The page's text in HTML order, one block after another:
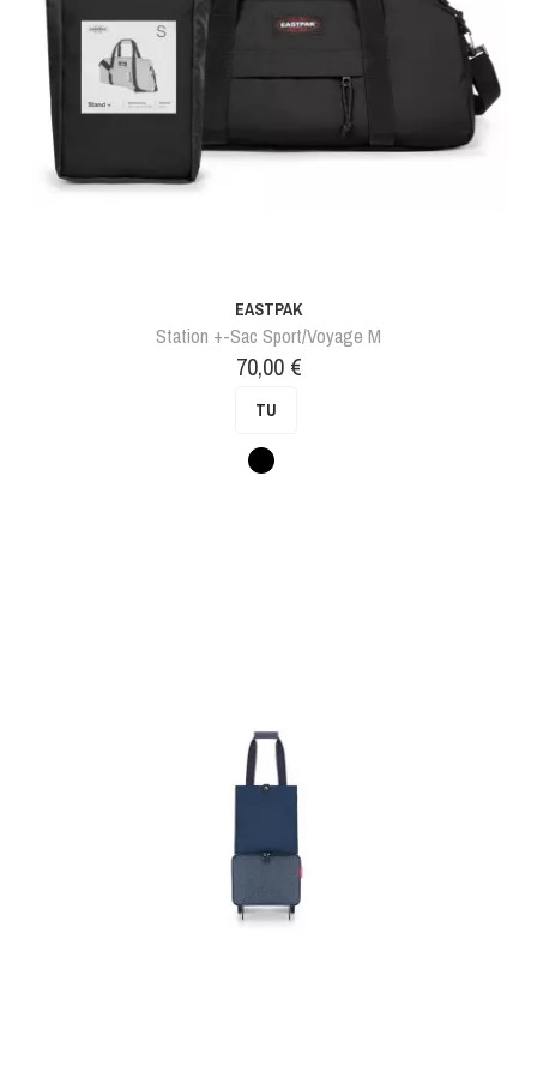
EASTPAK
Station +-Sac Sport/voyage M
Prix
70,00 €
TU
Noir